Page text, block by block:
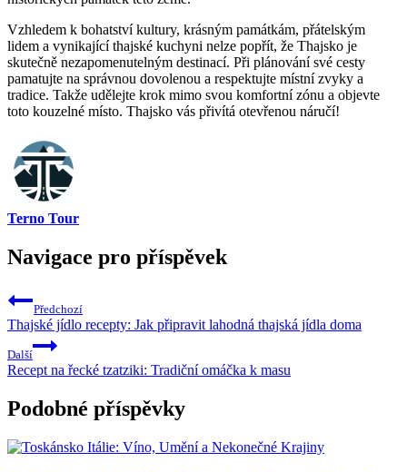
Vzhledem k bohatství kultury, krásným památkám, přátelským
lidem a vynikající thajské kuchyni nelze popřít, že Thajsko je
skutečně nezapomenutelným destinací. Při plánování své cesty
pamatujte na správnou dovolenou a respektujte místní zvyky a
tradice. Takže udělejte krok mimo svou komfortní zónu a objevte
toto kouzelné místo. Thajsko vás přivítá otevřenou náručí!
Terno Tour
Navigace pro příspěvek
Předchozí
Thajské jídlo recepty: Jak připravit lahodná thajská jídla doma
Další
Recept na řecké tzatziki: Tradiční omáčka k masu
Podobné příspěvky